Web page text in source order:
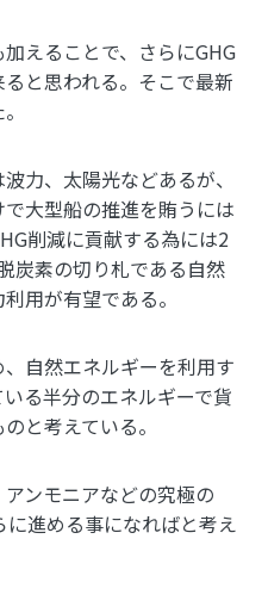
えることで、さらにGHG
と思われる。そこで最新
力、太陽光などあるが、
大型船の推進を賄うには
削減に貢献する為には2
炭素の切り札である自然
用が有望である。
自然エネルギーを利用す
る半分のエネルギーで貨
と考えている。
ンモニアなどの究極の
進める事になればと考え